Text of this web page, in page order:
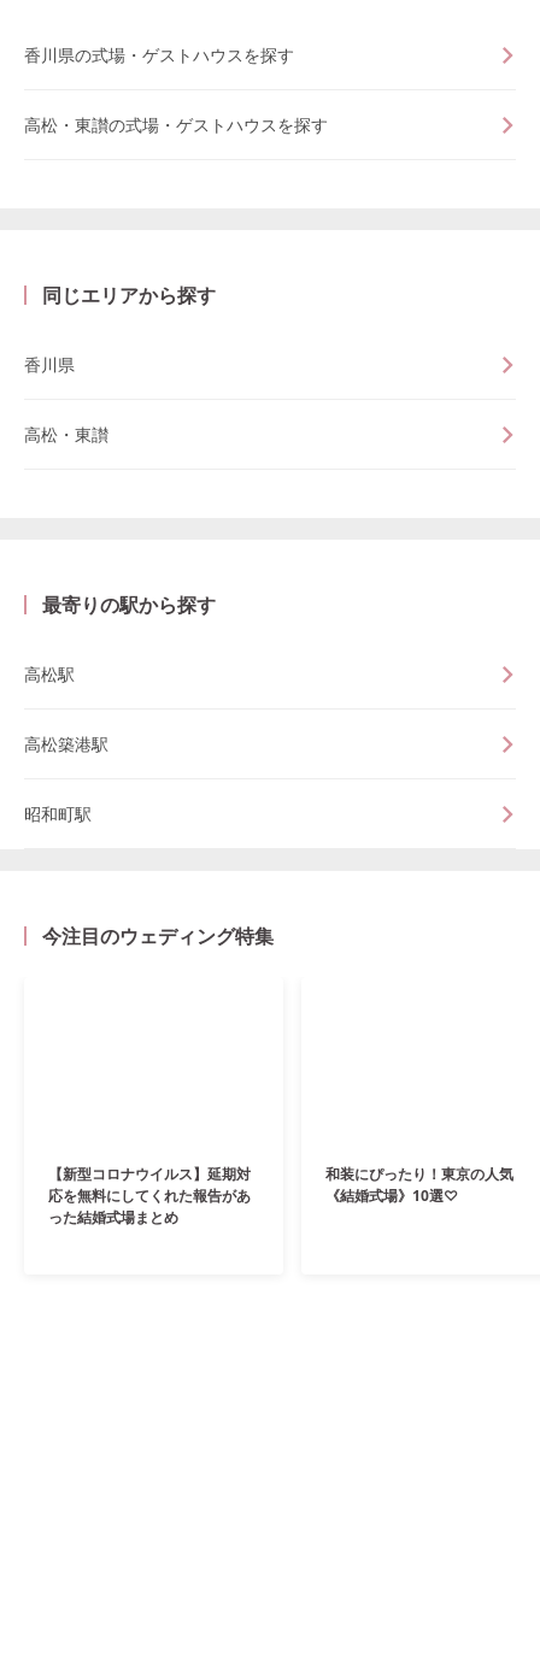
香川県の式場・ゲストハウスを探す
高松・東讃の式場・ゲストハウスを探す
同じエリアから探す
香川県
高松・東讃
最寄りの駅から探す
高松駅
高松築港駅
昭和町駅
今注目のウェディング特集
【新型コロナウイルス】延期対
応を無料にしてくれた報告があ
った結婚式場まとめ
和装にぴったり！東京の人気
《結婚式場》10選♡